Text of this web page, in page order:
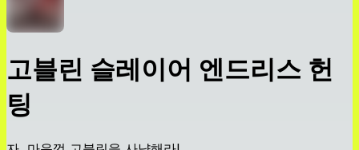
고블린 슬레이어 엔드리스 헌
팅